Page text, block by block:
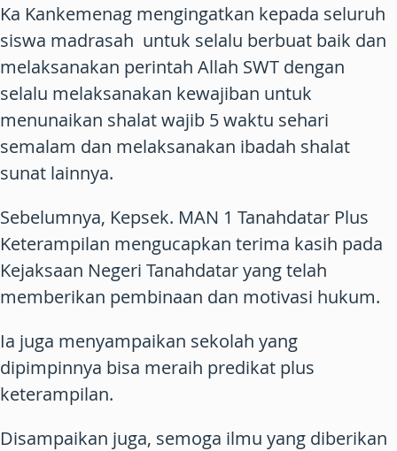
Ka Kankemenag mengingatkan kepada seluruh
siswa madrasah untuk selalu berbuat baik dan
melaksanakan perintah Allah SWT dengan
selalu melaksanakan kewajiban untuk
menunaikan shalat wajib 5 waktu sehari
semalam dan melaksanakan ibadah shalat
sunat lainnya.
Sebelumnya, Kepsek. MAN 1 Tanahdatar Plus
Keterampilan mengucapkan terima kasih pada
Kejaksaan Negeri Tanahdatar yang telah
memberikan pembinaan dan motivasi hukum.
Ia juga menyampaikan sekolah yang
dipimpinnya bisa meraih predikat plus
keterampilan.
Disampaikan juga, semoga ilmu yang diberikan